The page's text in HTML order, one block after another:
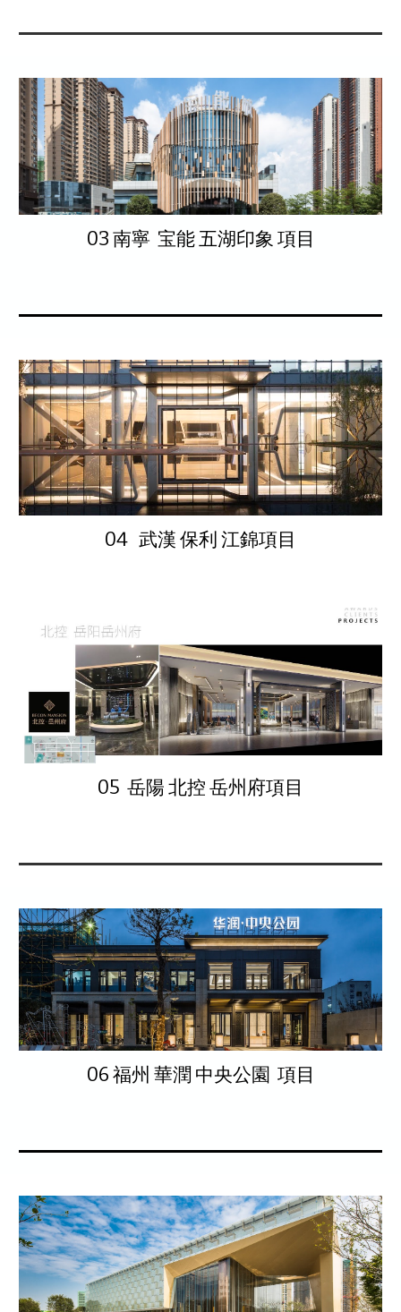
03 南寧 宝能 五湖印象 項目
04 武漢 保利 江錦項目
05 岳陽 北控 岳州府項目
06 福州 華潤 中央公園 項目